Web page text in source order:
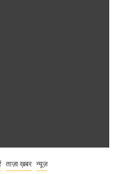
ताज़ा ख़बर न्यूज़